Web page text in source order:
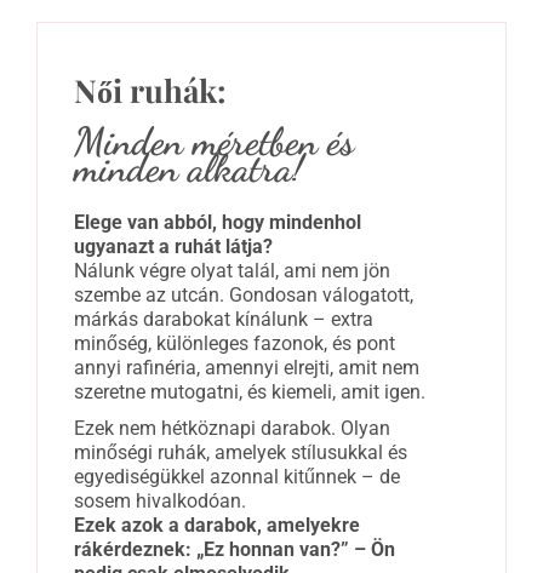
Női ruhák:
Minden méretben és
minden alkatra!
Elege van abból, hogy mindenhol
ugyanazt a ruhát látja?
Nálunk végre olyat talál, ami nem jön
szembe az utcán. Gondosan válogatott,
márkás darabokat kínálunk – extra
minőség, különleges fazonok, és pont
annyi rafinéria, amennyi elrejti, amit nem
szeretne mutogatni, és kiemeli, amit igen.
Ezek nem hétköznapi darabok. Olyan
minőségi ruhák, amelyek stílusukkal és
egyediségükkel azonnal kitűnnek – de
sosem hivalkodóan.
Ezek azok a darabok, amelyekre
rákérdeznek: „Ez honnan van?” – Ön